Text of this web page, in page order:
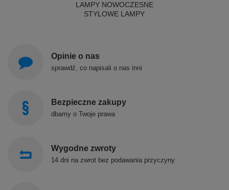
LAMPY NOWOCZESNE
STYLOWE LAMPY
Opinie o nas
sprawdź, co napisali o nas inni
Bezpieczne zakupy
dbamy o Twoje prawa
Wygodne zwroty
14 dni na zwrot bez podawania przyczyny